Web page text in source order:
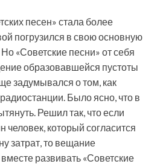
песен» стала более
погрузился в свою основную
«Советские песни» от себя
образовавшейся пустоты
задумывался о том, как
Было ясно, что в
Решил так, что если
человек, который согласится
затрат, то вещание
развивать «Советские